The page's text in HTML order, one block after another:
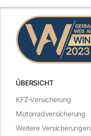
ÜBERSICHT
KFZ-Versicherung
Motorradversicherung
Weitere Versicherungen